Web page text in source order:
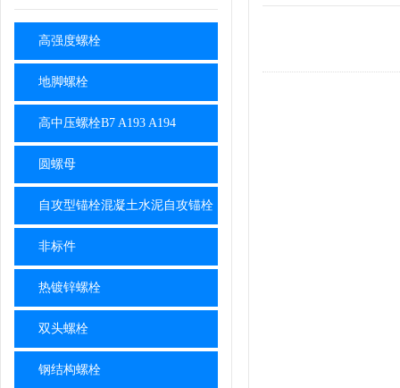
高强度螺栓
地脚螺栓
高中压螺栓B7 A193 A194
圆螺母
自攻型锚栓混凝土水泥自攻锚栓
非标件
热镀锌螺栓
双头螺栓
钢结构螺栓